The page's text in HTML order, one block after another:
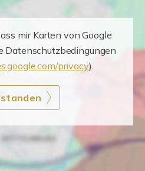
mir Karten von Google
Datenschutzbedingungen
privacy).